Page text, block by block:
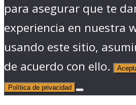
para asegurar que te
experiencia en nuestra
usando este sitio,
de acuerdo con ello.
Política de privacidad